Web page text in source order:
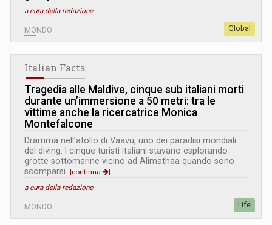
a cura della redazione
MONDO Global
Italian Facts
Tragedia alle Maldive, cinque sub italiani morti
durante un’immersione a 50 metri: tra le
vittime anche la ricercatrice Monica
Montefalcone
Dramma nell’atollo di Vaavu, uno dei paradisi mondiali
del diving. I cinque turisti italiani stavano esplorando
grotte sottomarine vicino ad Alimathaa quando sono
scomparsi. [continua
]
a cura della redazione
MONDO Life